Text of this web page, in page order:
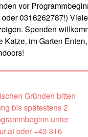
vor
oder 0316262787!)
Spenden
Katze, im Garten
Gründen bitten
bis spätestens 2
unter
oder +43 316